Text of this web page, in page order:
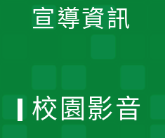
宣導資訊
校園影音